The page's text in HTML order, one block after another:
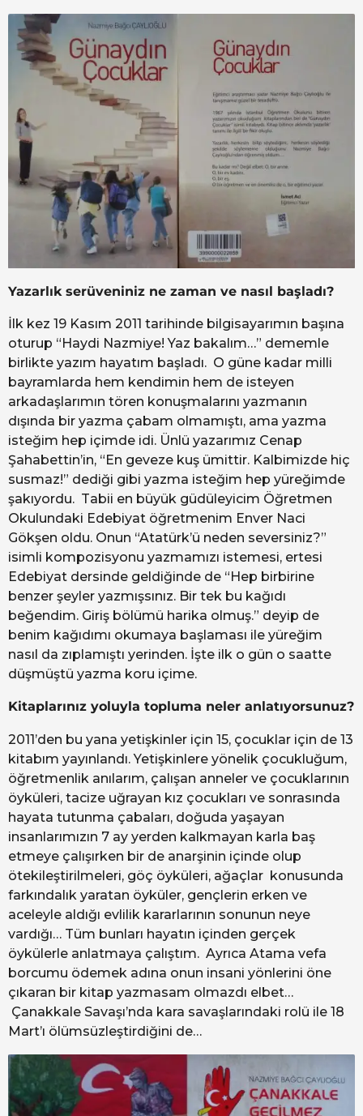
Yazarlık serüveniniz ne zaman ve nasıl başladı?
İlk kez 19 Kasım 2011 tarihinde bilgisayarımın başına
oturup “Haydi Nazmiye! Yaz bakalım…” dememle
birlikte yazım hayatım başladı. O güne kadar milli
bayramlarda hem kendimin hem de isteyen
arkadaşlarımın tören konuşmalarını yazmanın
dışında bir yazma çabam olmamıştı, ama yazma
isteğim hep içimde idi. Ünlü yazarımız Cenap
Şahabettin’in, “En geveze kuş ümittir. Kalbimizde hiç
susmaz!” dediği gibi yazma isteğim hep yüreğimde
şakıyordu. Tabii en büyük güdüleyicim Öğretmen
Okulundaki Edebiyat öğretmenim Enver Naci
Gökşen oldu. Onun “Atatürk’ü neden seversiniz?”
isimli kompozisyonu yazmamızı istemesi, ertesi
Edebiyat dersinde geldiğinde de “Hep birbirine
benzer şeyler yazmışsınız. Bir tek bu kağıdı
beğendim. Giriş bölümü harika olmuş.” deyip de
benim kağıdımı okumaya başlaması ile yüreğim
nasıl da zıplamıştı yerinden. İşte ilk o gün o saatte
düşmüştü yazma koru içime.
Kitaplarınız yoluyla topluma neler anlatıyorsunuz?
2011’den bu yana yetişkinler için 15, çocuklar için de 13
kitabım yayınlandı. Yetişkinlere yönelik çocukluğum,
öğretmenlik anılarım, çalışan anneler ve çocuklarının
öyküleri, tacize uğrayan kız çocukları ve sonrasında
hayata tutunma çabaları, doğuda yaşayan
insanlarımızın 7 ay yerden kalkmayan karla baş
etmeye çalışırken bir de anarşinin içinde olup
ötekileştirilmeleri, göç öyküleri, ağaçlar konusunda
farkındalık yaratan öyküler, gençlerin erken ve
aceleyle aldığı evlilik kararlarının sonunun neye
vardığı… Tüm bunları hayatın içinden gerçek
öykülerle anlatmaya çalıştım. Ayrıca Atama vefa
borcumu ödemek adına onun insani yönlerini öne
çıkaran bir kitap yazmasam olmazdı elbet…
Çanakkale Savaşı’nda kara savaşlarındaki rolü ile 18
Mart’ı ölümsüzleştirdiğini de…